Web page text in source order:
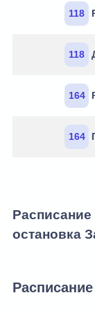
118
118
164
164
остановка